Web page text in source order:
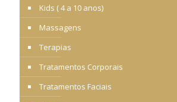
Kids ( 4 a 10 anos)
Massagens
Terapias
Tratamentos Corporais
Tratamentos Faciais